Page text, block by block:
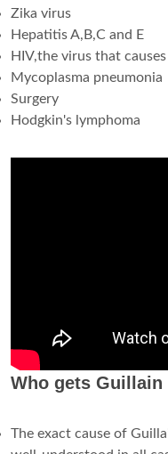
Zika virus
Hepatitis A,B,C and E
HIV,the virus that causes
Mycoplasma pneumonia
Surgery
Hodgkin's lymphoma
Who gets Guillain
The exact cause of